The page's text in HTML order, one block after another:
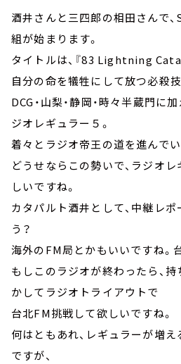
酒井さんと三四郎の相田さんで
組が始まります。
タイトルは、『83 Lightning
自分の命を犠牲にして放つ必殺
DCG・山梨・静岡・時々半蔵門に
ジオレギュラー５。
着々とラジオ帝王の道を進んでい
どうせならこの勢いで、ラジオ
しいですね。
カタパルト酒井として、中継レ
う？
海外のFM局とかもいいですね。
もしこのラジオが終わったら、
かしてラジオトライアウトで
台北FM挑戦して欲しいですね。
何はともあれ、レギュラーが増
ですが、